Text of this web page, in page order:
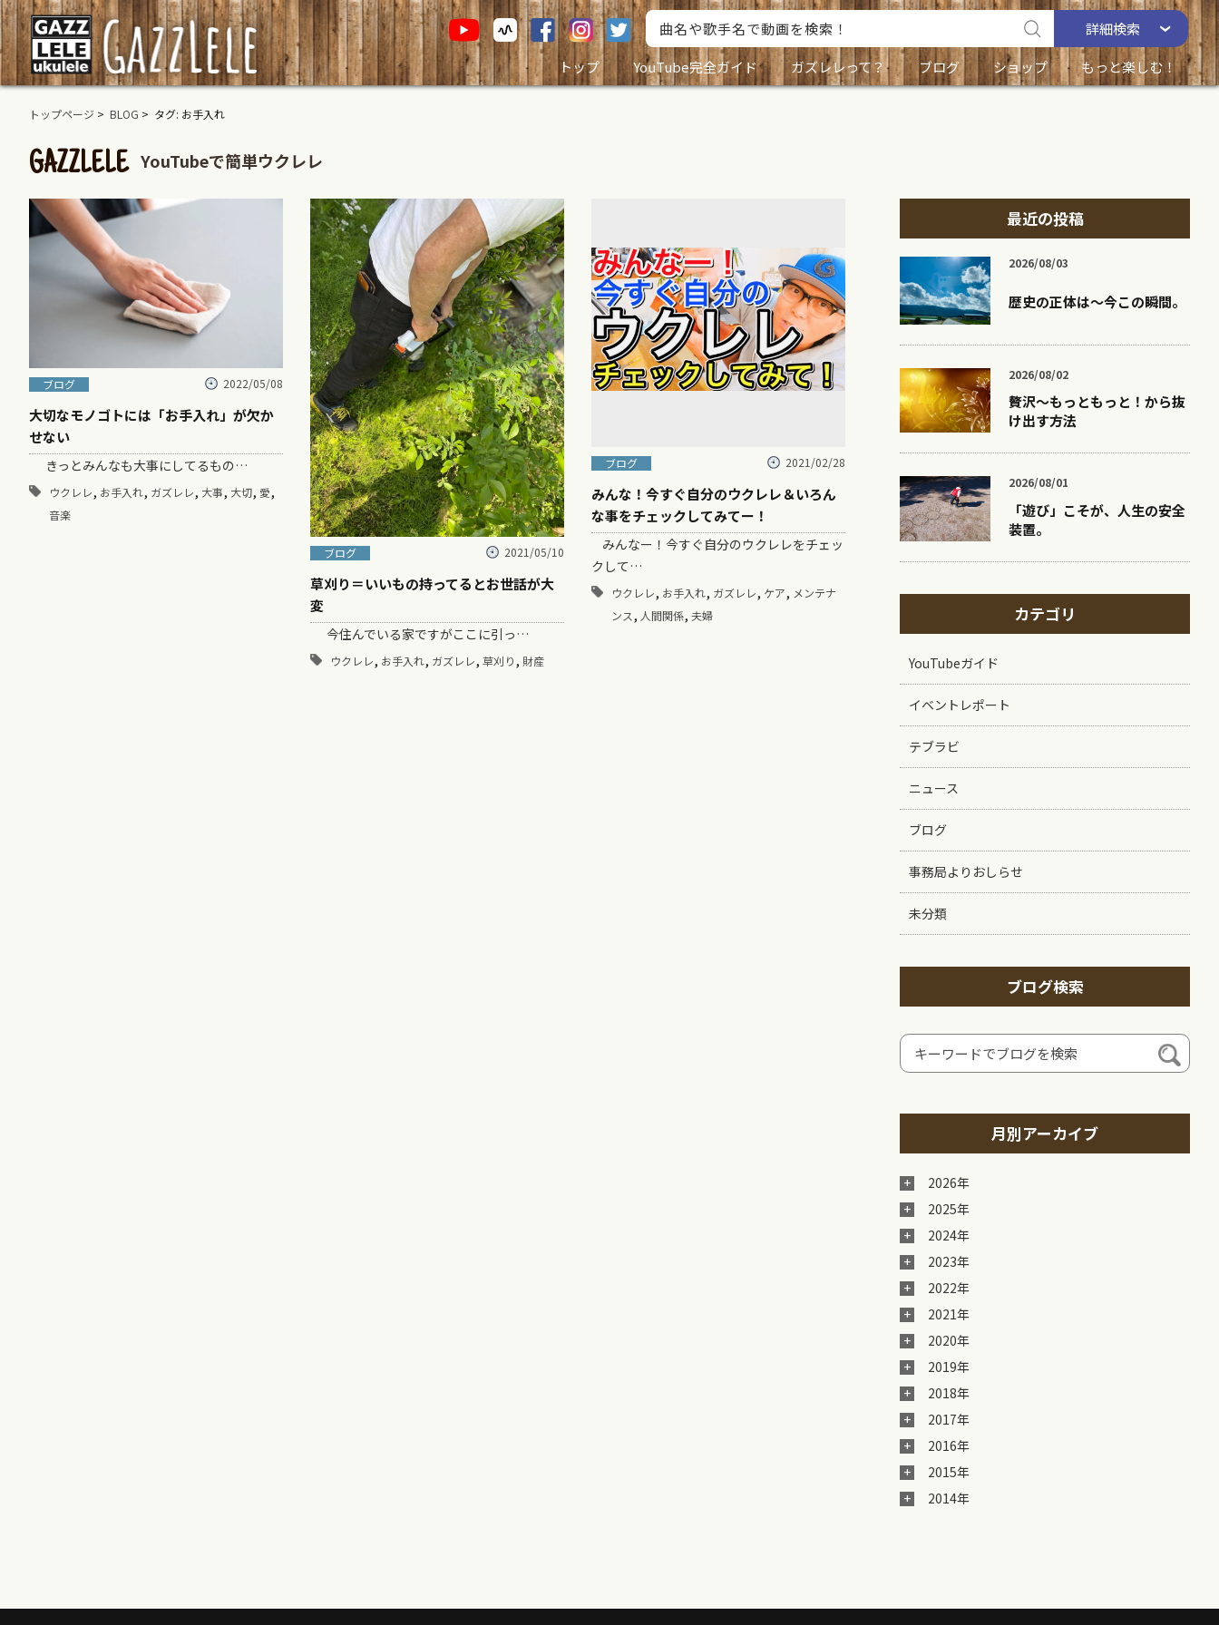
詳細検索
トップ
YouTube完全ガイド ガズレレって？ ブログ ショップ もっと楽しむ！
トップページ > BLOG > タグ: お手入れ
GAZZLELE YouTubeで簡単ウクレレ
ブログ 2022/05/08
大切なモノゴトには「お手入れ」が欠か
せない
きっとみんなも大事にしてるもの…
ウクレレ, お手入れ, ガズレレ, 大事, 大切, 愛,
音楽
ブログ 2021/05/10
草刈り＝いいもの持ってるとお世話が大
変
今住んでいる家ですがここに引っ…
ウクレレ, お手入れ, ガズレレ, 草刈り, 財産
ブログ 2021/02/28
みんな！今すぐ自分のウクレレ＆いろん
な事をチェックしてみてー！
みんなー！今すぐ自分のウクレレをチェッ
クして…
ウクレレ, お手入れ, ガズレレ, ケア, メンテナ
ンス , 人間関係, 夫婦
最近の投稿
2026/08/03
歴史の正体は〜今この瞬間。
2026/08/02
贅沢〜もっともっと！から抜
け出す方法
2026/08/01
「遊び」こそが、人生の安全
装置。
カテゴリ
YouTubeガイド
イベントレポート
テブラビ
ニュース
ブログ
事務局よりおしらせ
未分類
ブログ検索
月別アーカイブ
2026年
2025年
2024年
2023年
2022年
2021年
2020年
2019年
2018年
2017年
2016年
2015年
2014年